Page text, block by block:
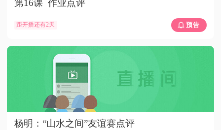
第16课 作业点评
距开播还有2天 预告
杨明：“山水之间”友谊赛点评